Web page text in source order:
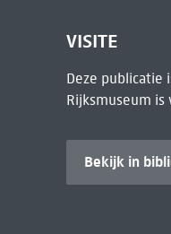
VISITE
Deze publicatie
Rijksmuseum is
Bekijk in